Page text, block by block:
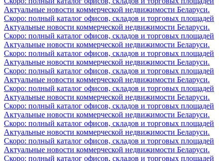
Актуальные новости коммерческой недвижимости Беларуси.
Скоро: полный каталог офисов, складов и торговых площадей
Актуальные новости коммерческой недвижимости Беларуси.
Скоро: полный каталог офисов, складов и торговых площадей
Актуальные новости коммерческой недвижимости Беларуси.
Скоро: полный каталог офисов, складов и торговых площадей
Актуальные новости коммерческой недвижимости Беларуси.
Скоро: полный каталог офисов, складов и торговых площадей
Актуальные новости коммерческой недвижимости Беларуси.
Скоро: полный каталог офисов, складов и торговых площадей
Актуальные новости коммерческой недвижимости Беларуси.
Скоро: полный каталог офисов, складов и торговых площадей
Актуальные новости коммерческой недвижимости Беларуси.
Скоро: полный каталог офисов, складов и торговых площадей
Актуальные новости коммерческой недвижимости Беларуси.
Скоро: полный каталог офисов, складов и торговых площадей
Актуальные новости коммерческой недвижимости Беларуси.
Скоро: полный каталог офисов, складов и торговых площадей